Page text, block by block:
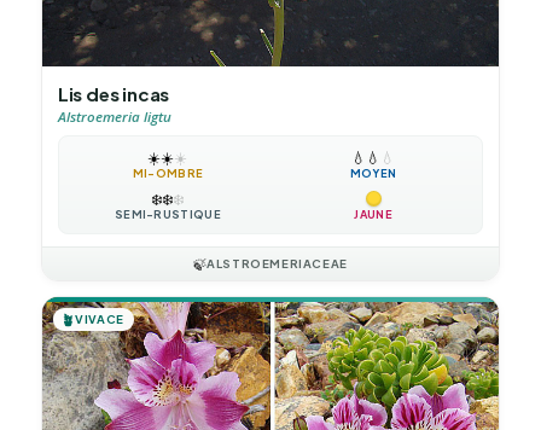
Lis des incas
Alstroemeria ligtu
☀️☀️☀️
MI-OMBRE
💧 💧 💧
MOYEN
❄️❄️❄️
SEMI-RUSTIQUE JAUNE
🍃ALSTROEMERIACEAE
🪴VIVACE